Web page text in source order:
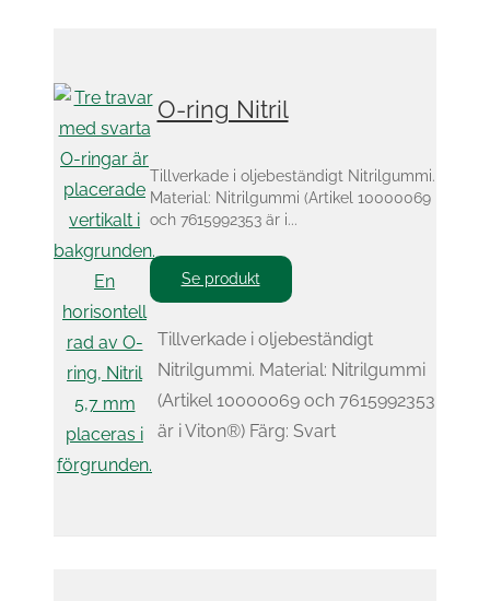
O-ring Nitril
Tillverkade i oljebeständigt Nitrilgummi.
Material: Nitrilgummi (Artikel 10000069
och 7615992353 är i...
Se produkt
Tillverkade i oljebeständigt
Nitrilgummi. Material: Nitrilgummi
(Artikel 10000069 och 7615992353
är i Viton®) Färg: Svart